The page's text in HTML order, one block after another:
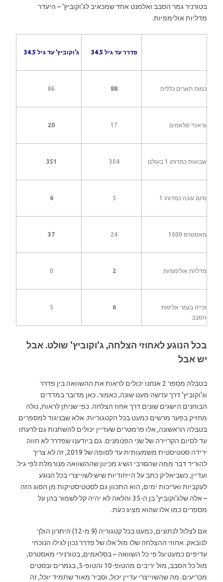
בטורניר גמר הסבב ואלמנט אחד שמכאיב לג'וקוביץ' – היעדר
מדליות אולימפיות.
פדרר עד גיל 34.5 ג'וקוביץ' עד גיל 34.5
כמות תארים כללית 88
86
גראנד סלאמים 17
20
שבועות כמדורג 1 בעולם 304
351
סיום עונה כמדורג 1 5
6
מאסטרס 1000 24
37
מדליות אולימפיות 2
0
זכייה בגמר אליפות
הסבב
6
5
בכל הנוגע לאחוזי הצלחה, ג'וקוביץ' שולט. אבל
יש אבל
בטבלה מספר 2 אנחנו יכולים לראות את ההשוואה בין פדרר
וג'וקוביץ' דרך עדשה מעט שונה, כאמור. כאן מדובר במדדים
הבוחנים הישגים שונים דרך אחוז הצלחה. כפי שניתן לראות, נולה
מחזיק בפער מרשים כמעט בכל הקטגוריות. אלא שבניגוד למספרים
בטבלה הראשונה, אלו פרמטרים שעדיין יכולים להשתנות גם לרעתו
עד לסיום הקריירה של שני הפנומנים. גם ביודענו שפדרר לא חווה
ירידה סטטיסטית משמעותית עד לסופה של 2019, זה לא צריך
להוריד דבר ממה שהסרבי השיג מכיוון שההשוואה מנורמלת לפי גיל.
ועדיין, כשביאליק כתב על הייחודיות שיש לשוייצרי בכל הנוגע
לעקביות ואריכות ימים, הוא התכוון גם לסטטיסטיקות מן הסוג הזה
– אלה שלג'וקוביץ' בן ה-35 והלאה לא יהיה קל לשמור בהן על
מספרים כמו אלו שהוא מציג כעת.
אם לצלול לנתונים, כמעט בכל קטגוריה (9 מ-12) היתרון הולך
לנובאק. אחוזי ההצלחה שלו מול אלו של פדרר נכון לגילו הנוכחי
עדיפים כמעט על פי כל השוואה – בסלאמים, בטורנירי מאסטרס,
מול כל הסבב, מול יריבים מהטופ-10 והטופ-5, בגמרים ובסטים
מכריעים. מה שהשוייצרי עדיין יכול, וסביר מאוד שתמיד יוכל, זה